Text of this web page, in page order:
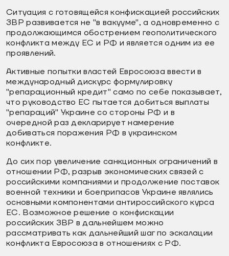
Ситуация с готовящейся конфискацией российских
ЗВР развивается не "в вакууме", а одновременно с
продолжающимся обострением геополитического
конфликта между ЕС и РФ и является одним из ее
проявлений.
Активные попытки властей Евросоюза ввести в
международный дискурс формулировку
"репарационный кредит" само по себе показывает,
что руководство ЕС пытается добиться выплаты
"репараций" Украине со стороны РФ и в
очередной раз декларирует намерение
добиваться поражения РФ в украинском
конфликте.
До сих пор увеличение санкционных ограничений в
отношении РФ, разрыв экономических связей с
российскими компаниями и продолжение поставок
военной техники и боеприпасов Украине являлись
основными компонентами антироссийского курса
ЕС. Возможное решение о конфискации
российских ЗВР в дальнейшем можно
рассматривать как дальнейший шаг по эскалации
конфликта Евросоюза в отношениях с РФ.